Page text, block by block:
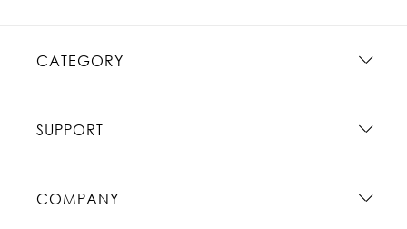
CATEGORY
SUPPORT
COMPANY